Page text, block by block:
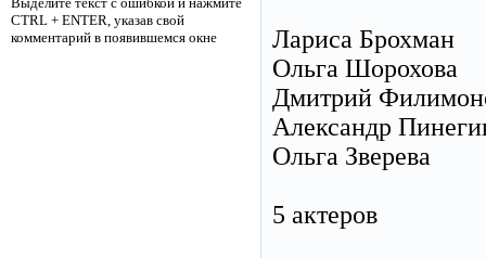
Лариса Брохман
Ольга Шорохова
Дмитрий
Александр
Ольга Зверева
5 актеров
CTRL + ENTER, указав свой
комментарий в появившемся окне